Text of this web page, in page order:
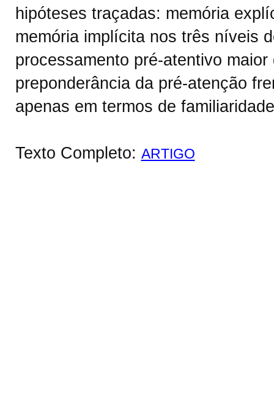
hipóteses traçadas: memória
memória implícita nos três níveis
processamento pré-atentivo
preponderância da pré-atenção
apenas em termos de
Texto Completo: ARTIGO